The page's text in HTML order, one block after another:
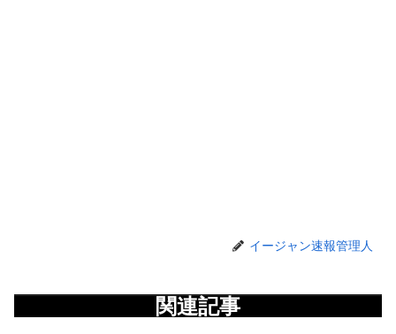
イージャン速報管理人
関連記事